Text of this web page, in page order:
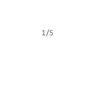
1/5